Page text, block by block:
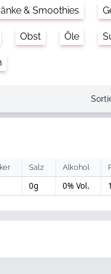
& Smoothies
Obst Öle
Salz Alkohol
0g 0% Vol.